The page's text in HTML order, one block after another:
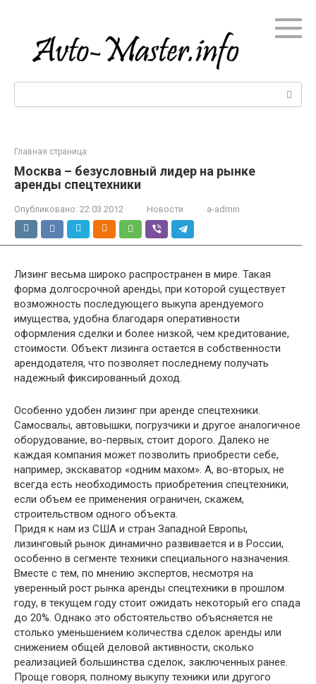
Главная страница
Москва – безусловный лидер на рынке
аренды спецтехники
Опубликовано: 22.03.2012 Новости a-admin
Лизинг весьма широко распространен в мире. Такая
форма долгосрочной аренды, при которой существует
возможность последующего выкупа арендуемого
имущества, удобна благодаря оперативности
оформления сделки и более низкой, чем кредитование,
стоимости. Объект лизинга остается в собственности
арендодателя, что позволяет последнему получать
надежный фиксированный доход.
Особенно удобен лизинг при аренде спецтехники.
Самосвалы, автовышки, погрузчики и другое аналогичное
оборудование, во-первых, стоит дорого. Далеко не
каждая компания может позволить приобрести себе,
например, экскаватор «одним махом». А, во-вторых, не
всегда есть необходимость приобретения спецтехники,
если объем ее применения ограничен, скажем,
строительством одного объекта.
Придя к нам из США и стран Западной Европы,
лизинговый рынок динамично развивается и в России,
особенно в сегменте техники специального назначения.
Вместе с тем, по мнению экспертов, несмотря на
уверенный рост рынка аренды спецтехники в прошлом
году, в текущем году стоит ожидать некоторый его спада
до 20%. Однако это обстоятельство объясняется не
столько уменьшением количества сделок аренды или
снижением общей деловой активности, сколько
реализацией большинства сделок, заключенных ранее.
Проще говоря, полному выкупу техники или другого